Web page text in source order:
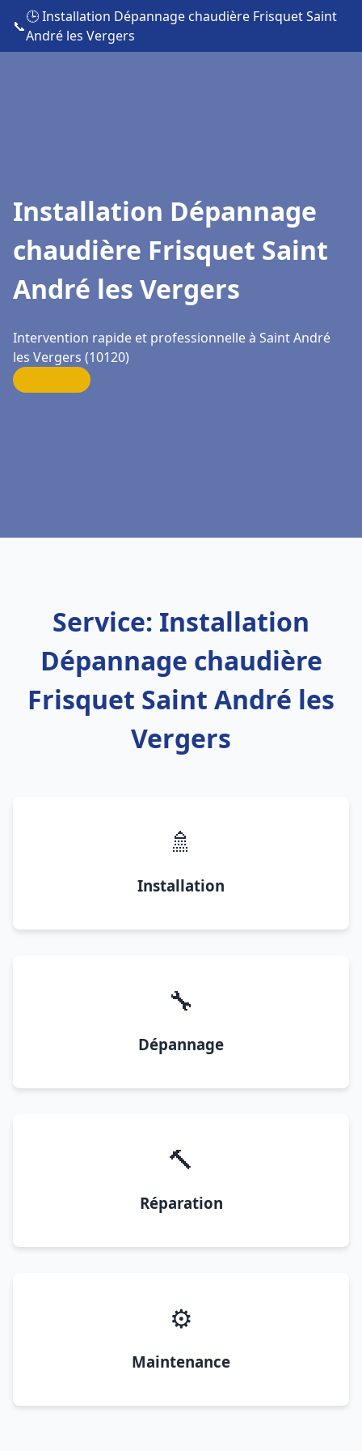
📞
🕒 Installation Dépannage chaudière Frisquet Saint
André les Vergers
Installation Dépannage
chaudière Frisquet Saint
André les Vergers
Intervention rapide et professionnelle à Saint André
les Vergers (10120)
Service: Installation
Dépannage chaudière
Frisquet Saint André les
Vergers
🚿
Installation
🔧
Dépannage
🔨
Réparation
⚙️
Maintenance